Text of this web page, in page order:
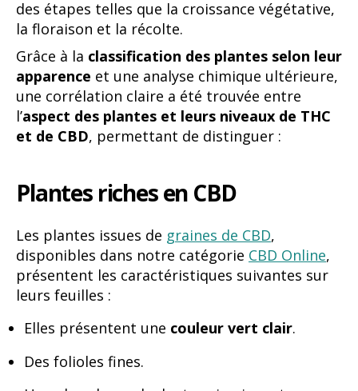
des étapes telles que la croissance végétative,
la floraison et la récolte.
Grâce à la classification des plantes selon leur
apparence et une analyse chimique ultérieure,
une corrélation claire a été trouvée entre
l’aspect des plantes et leurs niveaux de THC
et de CBD, permettant de distinguer :
Plantes riches en CBD
Les plantes issues de graines de CBD,
disponibles dans notre catégorie CBD Online,
présentent les caractéristiques suivantes sur
leurs feuilles :
Elles présentent une couleur vert clair.
Des folioles fines.